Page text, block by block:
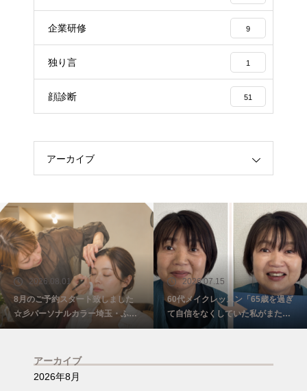
企業研修 9
独り言 1
顔診断 51
アーカイブ
2026.08.01
8月のご予約スタート致しました
☆彡パーソナルカラー埼玉・ふじ
み野
2026.07.15
60代メイクレッスン「65歳を過ぎ
て自信をなくしていた私がまた少
し前を向けました☺️埼玉・ふじみ
アーカイブ
2026年8月